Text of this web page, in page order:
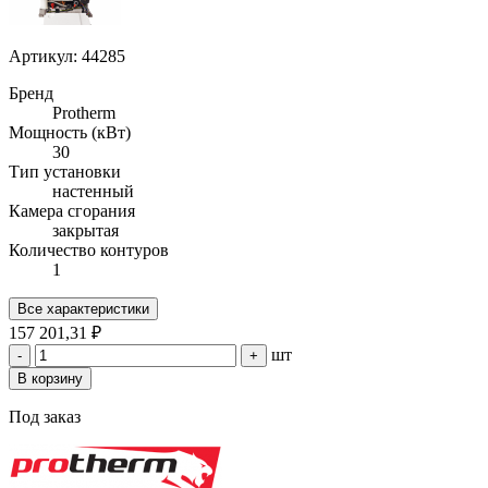
Артикул: 44285
Бренд
Protherm
Мощность (кВт)
30
Тип установки
настенный
Камера сгорания
закрытая
Количество контуров
1
Все характеристики
157 201,31 ₽
- + шт
В корзину
Под заказ